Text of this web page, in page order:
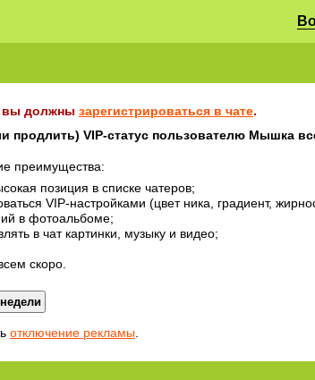
вы должны зарегистрироваться в чате.
продлить) VIP-статус пользователю Мышка
преимущества:
позиция в списке чатеров;
VIP-настройками (цвет ника, градиент,
в фотоальбоме;
в чат картинки, музыку и видео;
скоро.
отключение рекламы